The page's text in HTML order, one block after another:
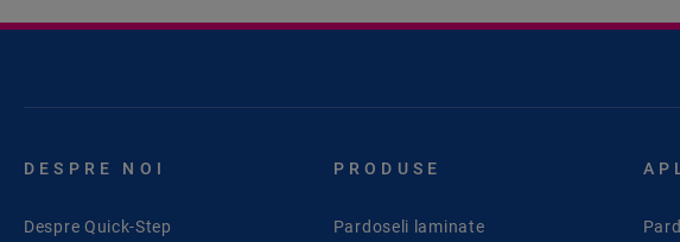
DESPRE NOI
Despre Quick-Step
PRODUSE
Pardoseli laminate